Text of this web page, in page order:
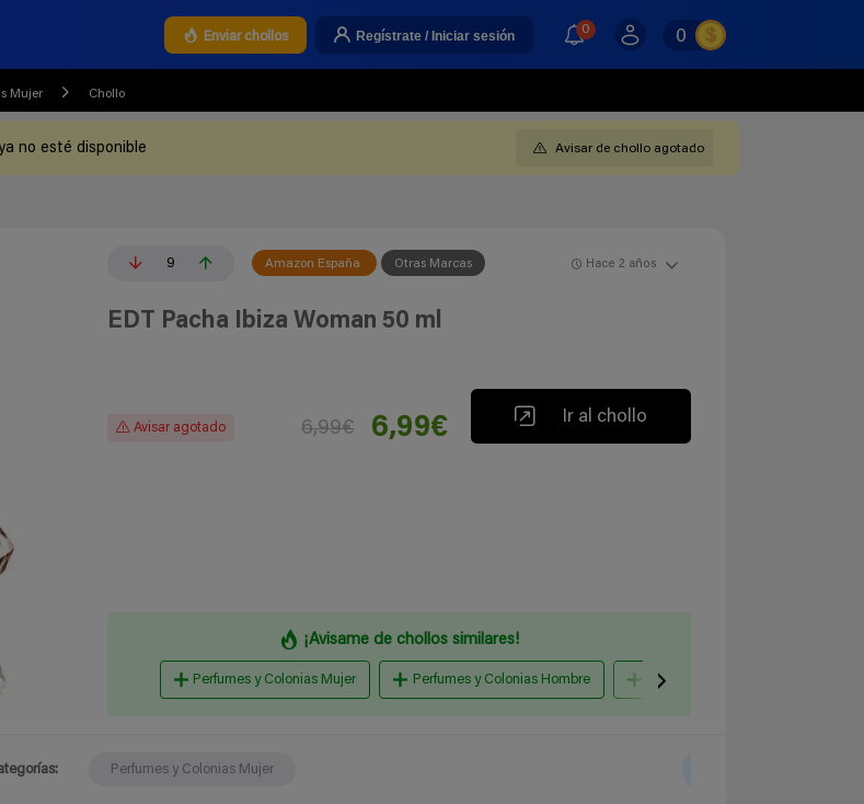
Enviar chollos Regístrate / Iniciar sesión 0 0
Mujer Chollo
no esté disponible Avisar de chollo agotado
9 Amazon España Otras Marcas Hace 2 años
EDT Pacha Ibiza Woman 50 ml
Avisar agotado 6,99€ 6,99€ Ir al chollo
¡Avisame de chollos similares!
Perfumes y Colonias Mujer Perfumes y Colonias Hombre woman edt
Perfumes y Colonias Mujer